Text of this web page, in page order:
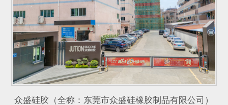
众盛硅胶（全称：东莞市众盛硅橡胶制品有限公司）